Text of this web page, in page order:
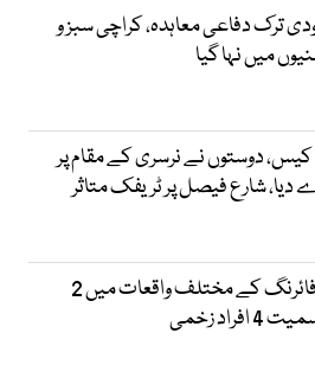
ترک دفاعی معاہدہ، کراچی سبز و
میں نہا گیا
دوستوں نے نرسری کے مقام پر
دیا، شارع فیصل پر ٹریفک متاثر
کراچی: فائرنگ کے مختلف واقعات میں 2
زخمی